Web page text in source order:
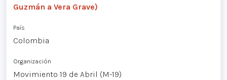
Guzmán a Vera Grave)
País
Colombia
Organización
Movimiento 19 de Abril (M-19)